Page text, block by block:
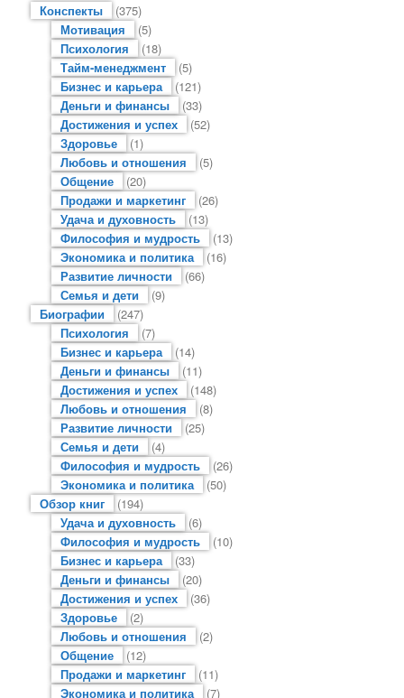
Конспекты
(375)
Мотивация
(5)
Психология
(18)
Тайм-менеджмент
(5)
Бизнес и карьера
(121)
Деньги и финансы
(33)
Достижения и успех
(52)
Здоровье
(1)
Любовь и отношения
(5)
Общение
(20)
Продажи и маркетинг
(26)
Удача и духовность
(13)
Философия и мудрость
(13)
Экономика и политика
(16)
Развитие личности
(66)
Семья и дети
(9)
Биографии
(247)
Психология
(7)
Бизнес и карьера
(14)
Деньги и финансы
(11)
Достижения и успех
(148)
Любовь и отношения
(8)
Развитие личности
(25)
Семья и дети
(4)
Философия и мудрость
(26)
Экономика и политика
(50)
Обзор книг
(194)
Удача и духовность
(6)
Философия и мудрость
(10)
Бизнес и карьера
(33)
Деньги и финансы
(20)
Достижения и успех
(36)
Здоровье
(2)
Любовь и отношения
(2)
Общение
(12)
Продажи и маркетинг
(11)
Экономика и политика
(7)